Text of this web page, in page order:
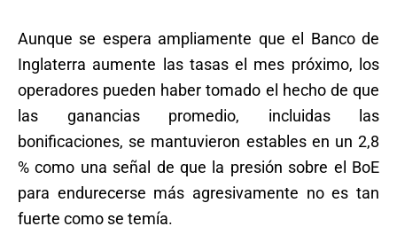
Aunque se espera ampliamente que el Banco de
Inglaterra aumente las tasas el mes próximo, los
operadores pueden haber tomado el hecho de que
las ganancias promedio, incluidas las
bonificaciones, se mantuvieron estables en un 2,8
% como una señal de que la presión sobre el BoE
para endurecerse más agresivamente no es tan
fuerte como se temía.